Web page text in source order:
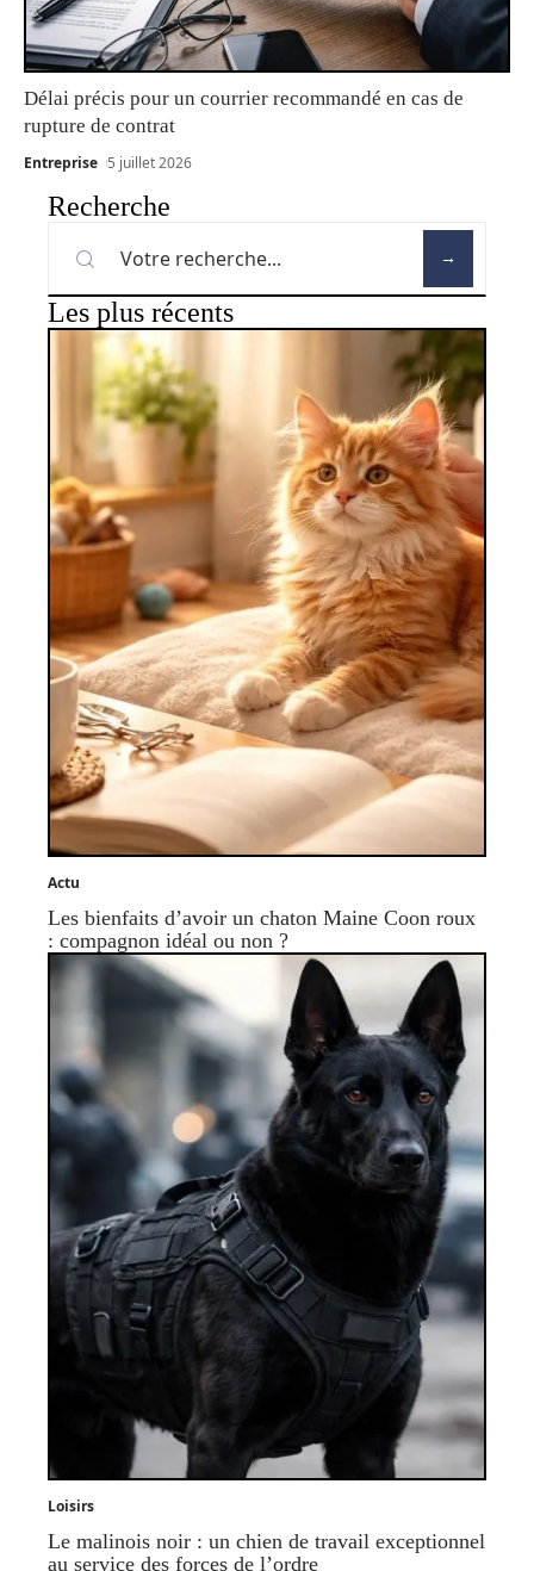
Délai précis pour un courrier recommandé en cas de
rupture de contrat
Entreprise 5 juillet 2026
Recherche
Les plus récents
Actu
Les bienfaits d’avoir un chaton Maine Coon roux
: compagnon idéal ou non ?
Loisirs
Le malinois noir : un chien de travail exceptionnel
au service des forces de l’ordre